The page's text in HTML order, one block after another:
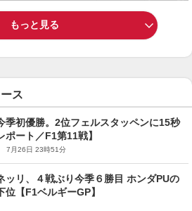
もっと見る
ス
季初優勝。2位フェルスタッペンに15秒
ポート／F1第11戦】
7月26日 23時51分
ッリ、４戦ぶり今季６勝目 ホンダPUの
位【F1ベルギーGP】